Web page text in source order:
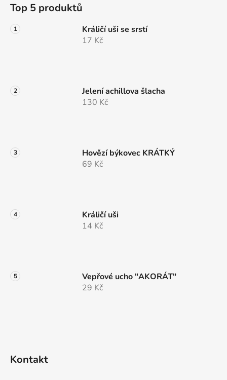
Top 5 produktů
Králičí uši se srstí
17 Kč
Jelení achillova šlacha
130 Kč
Hovězí býkovec KRÁTKÝ
69 Kč
Králičí uši
14 Kč
Vepřové ucho "AKORÁT"
29 Kč
Kontakt